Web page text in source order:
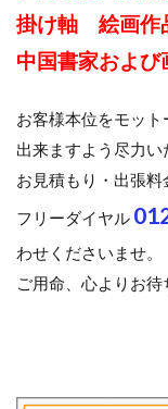
掛け軸 絵画作
中国書家および
お客様本位をモッ
出来ますよう尽力い
お見積もり・出張料
フリーダイヤル
わせくださいませ。
ご用命、心よりお待